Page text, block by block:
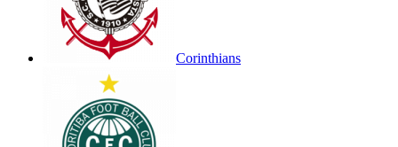
Corinthians